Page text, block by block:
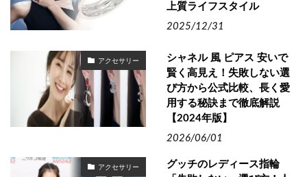
上質ライフスタイル
2025/12/31
アクセサリー
シャネル 風 ピアス 安いで
賢く高見え！失敗しない選
び方から公式比較、長く愛
用する秘訣まで徹底解説
【2024年版】
2026/06/01
アクセサリー
グッチのレディース指輪